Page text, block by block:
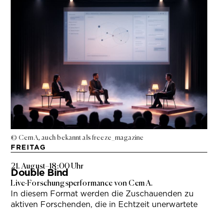
© Cem A, auch bekannt als freeze_magazine
FREITAG
21. August–18:00 Uhr
Double Bind
Live-Forschungsperformance von Cem A.
In diesem Format werden die Zuschauenden zu
aktiven Forschenden, die in Echtzeit unerwartete